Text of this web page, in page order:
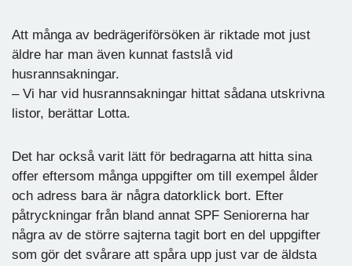
Att många av bedrägeriförsöken är riktade mot just
äldre har man även kunnat fastslå vid
husrannsakningar.
– Vi har vid husrannsakningar hittat sådana utskrivna
listor, berättar Lotta.
Det har också varit lätt för bedragarna att hitta sina
offer eftersom många uppgifter om till exempel ålder
och adress bara är några datorklick bort. Efter
påtryckningar från bland annat SPF Seniorerna har
några av de större sajterna tagit bort en del uppgifter
som gör det svårare att spåra upp just var de äldsta